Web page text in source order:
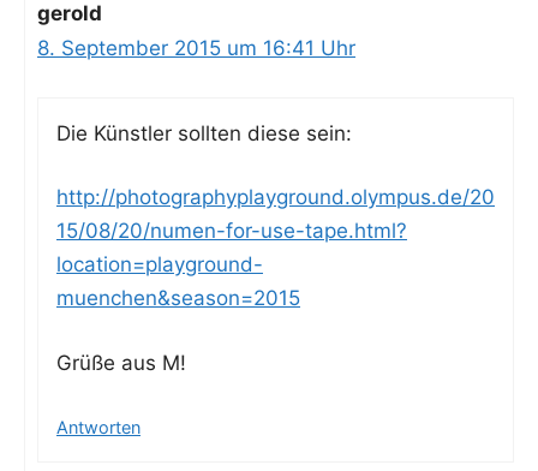
gerold
8. September 2015 um 16:41 Uhr
Die Künst­ler soll­ten die­se sein:
http://photographyplayground.olympus.de/20
15/08/20/numen-for-use-tape.html?
location=playground-
muenchen&season=2015
Grü­ße aus M!
Antworten